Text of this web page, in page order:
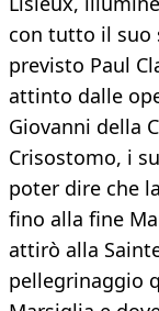
con tutto il suo
previsto Paul
attinto dalle
Giovanni della
Crisostomo, i
poter dire che
fino alla fine
attirò alla
pellegrinaggio